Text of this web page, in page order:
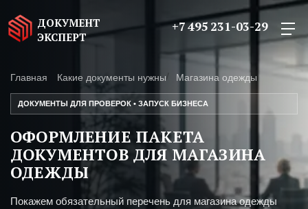
ДОКУМЕНТ
ЭКСПЕРТ
+7 495 231-03-29
Главная Какие документы нужны Магазина одежды
ДОКУМЕНТЫ ДЛЯ ПРОВЕРОК • ЗАПУСК БИЗНЕСА
ОФОРМЛЕНИЕ ПАКЕТА
ДОКУМЕНТОВ ДЛЯ МАГАЗИНА
ОДЕЖДЫ
Покажем обязательный перечень для магазина одежды